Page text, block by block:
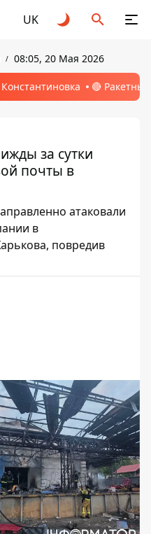
UK
08:05, 20 Мая 2026
🔴
за сутки
почты в
атаковали
в
повредив